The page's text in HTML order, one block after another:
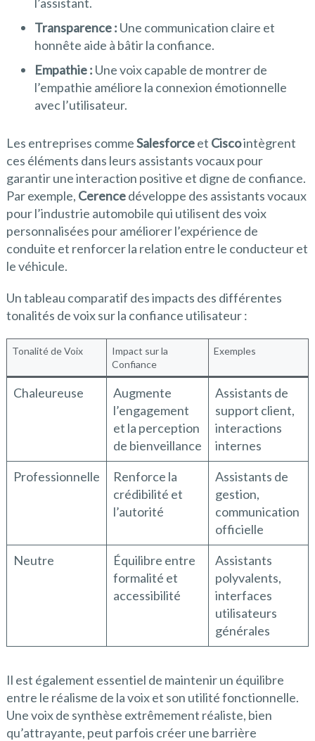
Transparence : Une communication claire et
honnête aide à bâtir la confiance.
Empathie : Une voix capable de montrer de
l’empathie améliore la connexion émotionnelle
avec l’utilisateur.
Les entreprises commeSalesforceet Ciscointègrent
ces éléments dans leurs assistants vocaux pour
garantir une interaction positive et digne de confiance.
Par exemple, Cerencedéveloppe des assistants vocaux
pour l’industrie automobile qui utilisent des voix
personnalisées pour améliorer l’expérience de
conduite et renforcer la relation entre le conducteur et
le véhicule.
Un tableau comparatif des impacts des différentes
tonalités de voix sur la confiance utilisateur :
Tonalité de Voix
Impact sur la
Confiance
Exemples
Chaleureuse
Augmente
l’engagement
et la perception
de bienveillance
Assistants de
support client,
interactions
internes
Professionnelle
Renforce la
crédibilité et
l’autorité
Assistants de
gestion,
communication
officielle
Neutre
Équilibre entre
formalité et
accessibilité
Assistants
polyvalents,
interfaces
utilisateurs
générales
Il est également essentiel de maintenir un équilibre
entre le réalisme de la voix et son utilité fonctionnelle.
Une voix de synthèse extrêmement réaliste, bien
qu’attrayante, peut parfois créer une barrière